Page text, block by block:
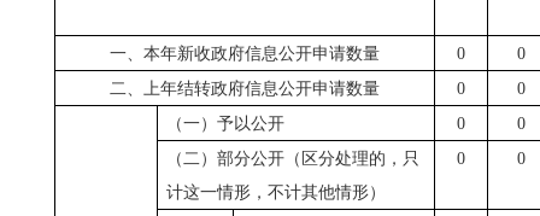
一、本年新收政府信息公开申请数量 0
0
二、上年结转政府信息公开申请数量
0 0
（一）予以公开 0
0
（二）部分公开（区分处理的，只
计这一情形，不计其他情形）
0 0